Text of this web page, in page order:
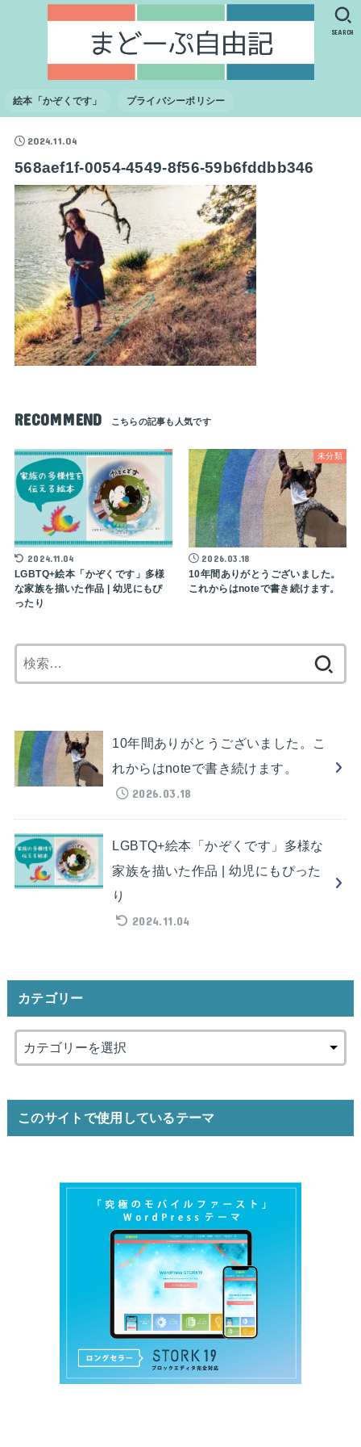
絵本「かぞくです」 プライバシーポリシー
SEARCH
2024.11.04
568aef1f-0054-4549-8f56-59b6fddbb346
RECOMMEND
2024.11.04
LGBTQ+絵本「かぞくです」多様
な家族を描いた作品 | 幼児にもぴ
ったり
未分類
2026.03.18
10年間ありがとうございました。
これからはnoteで書き続けます。
索:
10年間ありがとうございました。こ
れからはnoteで書き続けます。
2026.03.18
LGBTQ+絵本「かぞくです」多様な
家族を描いた作品 | 幼児にもぴった
り
2024.11.04
カテゴリー
このサイトで使用しているテーマ